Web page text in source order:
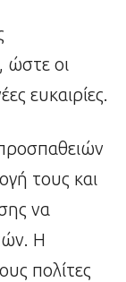
ώστε οι
ευκαιρίες.
τους και
να
Η
πολίτες